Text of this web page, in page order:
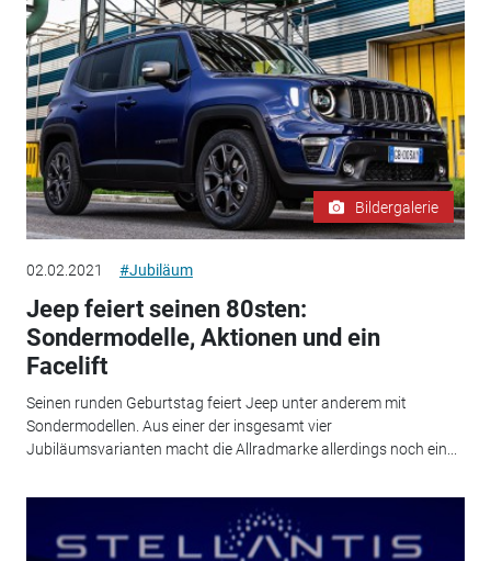
Bildergalerie
02.02.2021 #Jubiläum
Jeep feiert seinen 80sten:
Sondermodelle, Aktionen und ein
Facelift
Seinen runden Geburtstag feiert Jeep unter anderem mit
Sondermodellen. Aus einer der insgesamt vier
Jubiläumsvarianten macht die Allradmarke allerdings noch ein...